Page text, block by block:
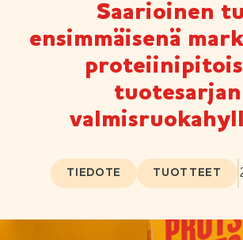
Saarioinen
ensimmäisenä
tuotesarjan
TIEDOTE TUOTTEET